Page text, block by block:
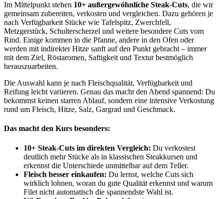
Im Mittelpunkt stehen 10+ außergewöhnliche Steak-Cuts, die wir
gemeinsam zubereiten, verkosten und vergleichen. Dazu gehören je
nach Verfügbarkeit Stücke wie Tafelspitz, Zwerchfell,
Metzgerstück, Schulterscherzel und weitere besondere Cuts vom
Rind. Einige kommen in die Pfanne, andere in den Ofen oder
werden mit indirekter Hitze sanft auf den Punkt gebracht – immer
mit dem Ziel, Röstaromen, Saftigkeit und Textur bestmöglich
herauszuarbeiten.
Die Auswahl kann je nach Fleischqualität, Verfügbarkeit und
Reifung leicht variieren. Genau das macht den Abend spannend: Du
bekommst keinen starren Ablauf, sondern eine intensive Verkostung
rund um Fleisch, Hitze, Salz, Gargrad und Geschmack.
Das macht den Kurs besonders:
10+ Steak-Cuts im direkten Vergleich: Du verkostest
deutlich mehr Stücke als in klassischen Steakkursen und
erkennst die Unterschiede unmittelbar auf dem Teller.
Fleisch besser einkaufen: Du lernst, welche Cuts sich
wirklich lohnen, woran du gute Qualität erkennst und warum
Filet nicht automatisch die spannendste Wahl ist.